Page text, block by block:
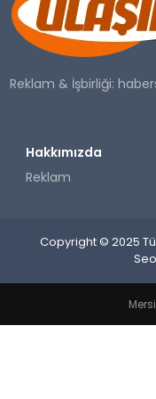
SAĞLIK
YAŞAM
Reklam & İşbirliği:
Hakkımızda
Reklam
Copyright © 2025